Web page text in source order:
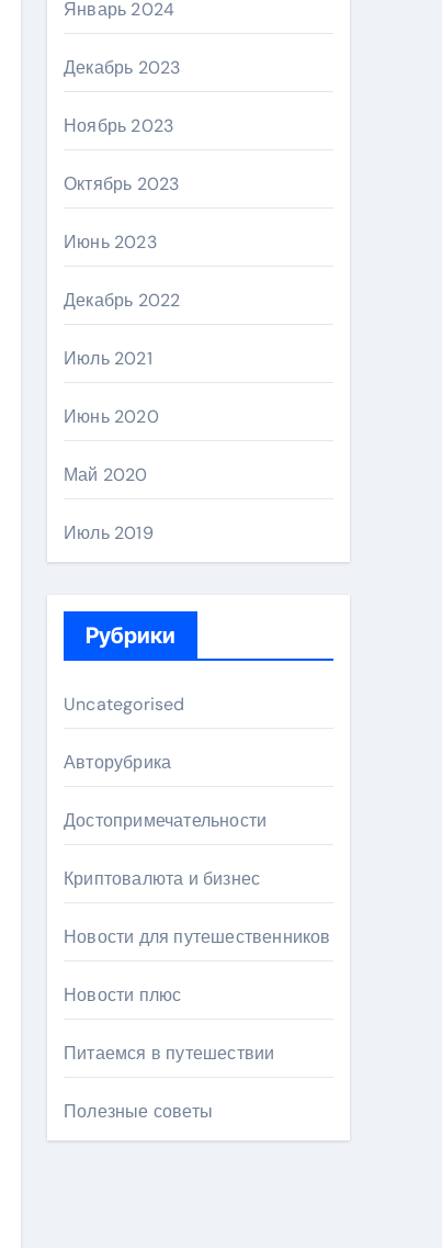
Январь 2024
Декабрь 2023
Ноябрь 2023
Октябрь 2023
Июнь 2023
Декабрь 2022
Июль 2021
Июнь 2020
Май 2020
Июль 2019
Рубрики
Uncategorised
Авторубрика
Достопримечательности
Криптовалюта и бизнес
Новости для путешественников
Новости плюс
Питаемся в путешествии
Полезные советы